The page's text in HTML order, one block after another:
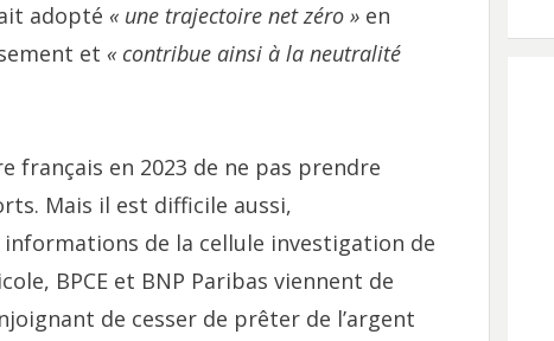
adopté « une trajectoire net zéro »en
et « contribue ainsi à la neutralité
français en 2023 de ne pas prendre
Mais il est difficile aussi,
de la cellule investigation de
BPCE et BNP Paribas viennent de
de cesser de prêter de l’argent